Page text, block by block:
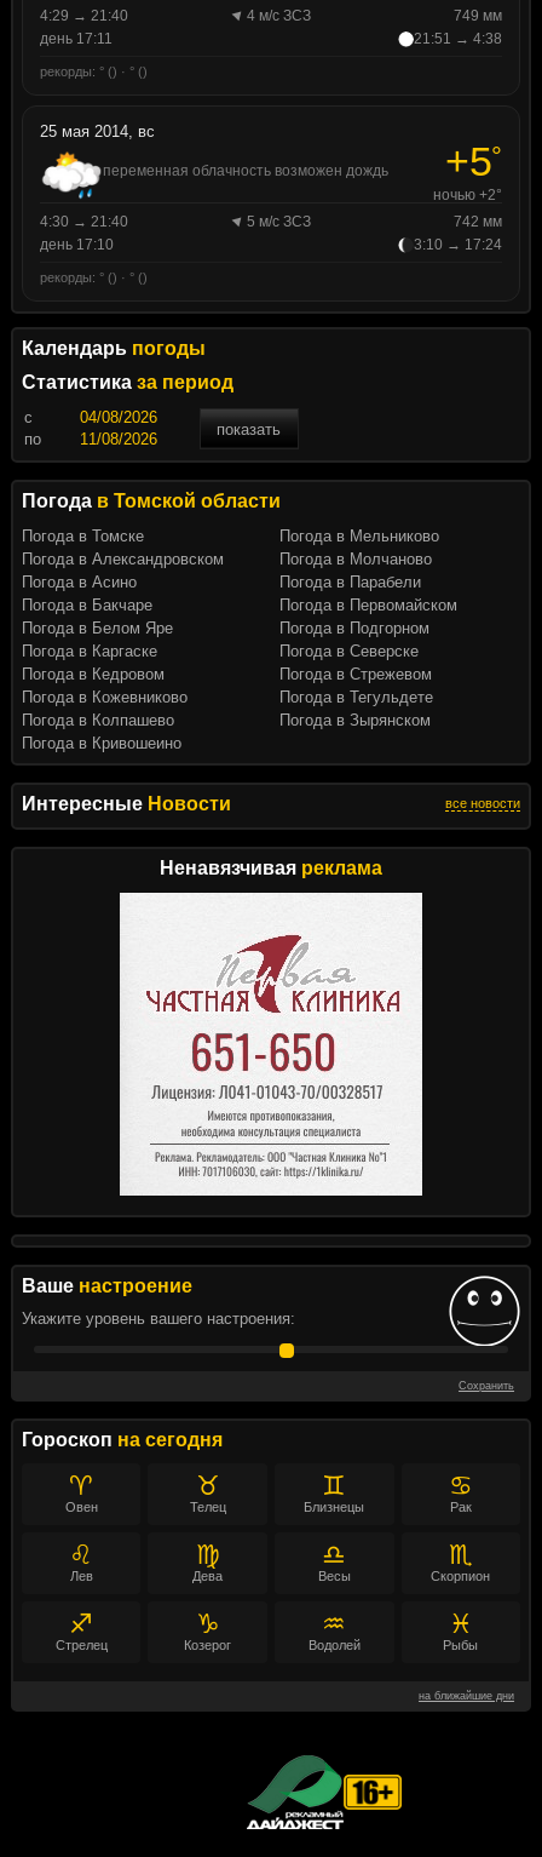
Интересные Новости все новости
Ненавязчивая реклама
Ваше настроение
Укажите уровень вашего настроения:
Сохранить
Гороскоп на сегодня
♈
Овен
♉
Телец
♊
Близнецы
♋
Рак
♌
Лев
♍
Дева
♎
Весы
♏
Скорпион
♐
Стрелец
♑
Козерог
♒
Водолей
♓
Рыбы
на ближайшие дни
4:29 → 21:40
4 м/с ЗСЗ
749 мм
день 17:11
21:51 → 4:38
рекорды: ° () · ° ()
25 мая 2014, вс
переменная облачность возможен дождь +5°
ночью +2°
4:30 → 21:40
5 м/с ЗСЗ
742 мм
день 17:10
3:10 → 17:24
рекорды: ° () · ° ()
Календарь погоды
Статистика за период
c
показать
по
Погода в Томской области
Погода в Томске
Погода в Александровском
Погода в Асино
Погода в Бакчаре
Погода в Белом Яре
Погода в Каргаске
Погода в Кедровом
Погода в Кожевниково
Погода в Колпашево
Погода в Кривошеино
Погода в Мельниково
Погода в Молчаново
Погода в Парабели
Погода в Первомайском
Погода в Подгорном
Погода в Северске
Погода в Стрежевом
Погода в Тегульдете
Погода в Зырянском